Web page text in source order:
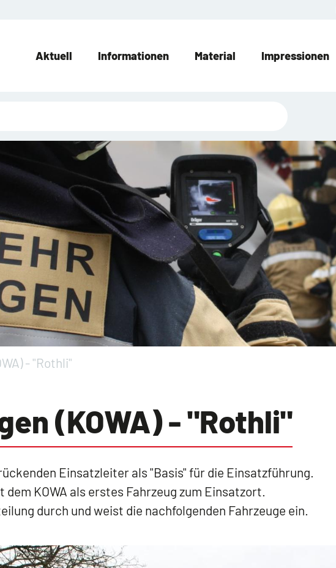
Aktuell Informationen Material Impressionen
- "Rothli"
(KOWA) - "Rothli"
Einsatzleiter als "Basis" für die Einsatzführung.
KOWA als erstes Fahrzeug zum Einsatzort.
durch und weist die nachfolgenden Fahrzeuge ein.